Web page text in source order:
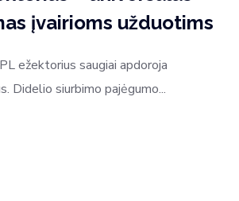
įvairioms užduotims
ežektorius saugiai apdoroja
Didelio siurbimo pajėgumo...